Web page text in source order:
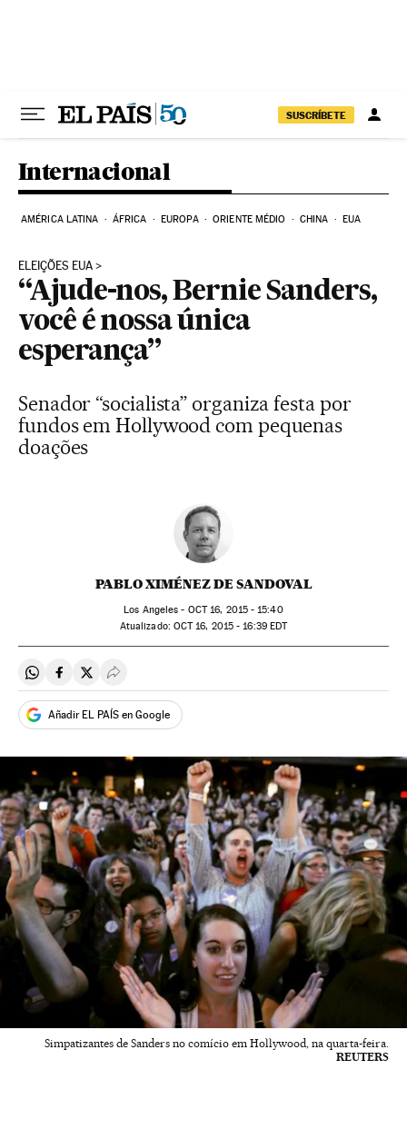
SUSCRÍBETE
Internacional
AMÉRICA LATINA ÁFRICA EUROPA ORIENTE MÉDIO CHINA EUA
ELEIÇÕES EUA
“Ajude-nos, Bernie Sanders,
você é nossa única
esperança”
Senador “socialista” organiza festa por
fundos em Hollywood com pequenas
doações
PABLO XIMÉNEZ DE SANDOVAL
Los Angeles - OCT16, 2015 - 15:40
atualizado: OCT16, 2015 - 16:39EDT
Compartir en Whatsapp
Compartir en Facebook
Compartir en Twitter
Desplegar Redes Sociales
Añadir EL PAÍS en Google
Simpatizantes de Sanders no comício em Hollywood, na quarta-feira.
REUTERS